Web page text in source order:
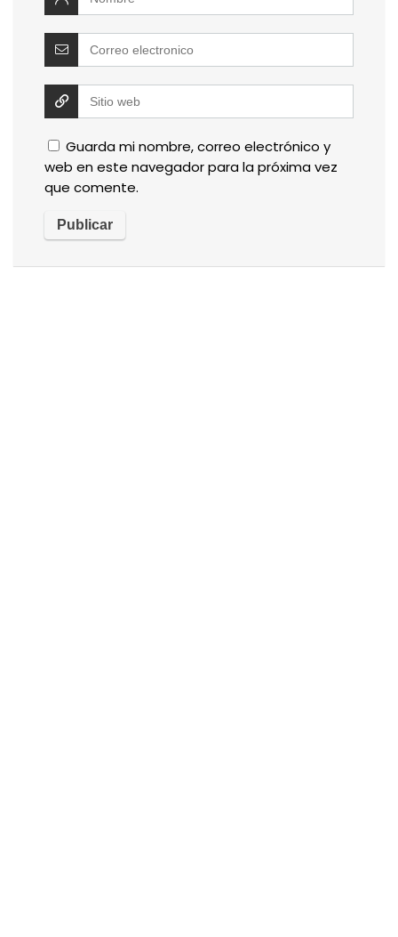
Guarda mi nombre, correo electrónico y
web en este navegador para la próxima vez
que comente.